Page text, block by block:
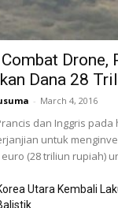
Drone,
Dana 28
- March 4, 2016
dan Inggris pada
untuk
(28 triliun rupiah)
Utara Kembali